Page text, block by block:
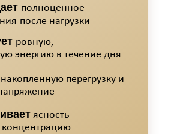
ровную,
энергию в течение дня
накопленную перегрузку и
ясность
полноценное
после нагрузки